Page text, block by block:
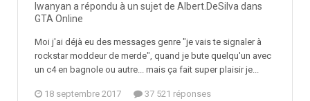
Iwanyan a répondu à un sujet de Albert.DeSilva dans
GTA Online
Moi j'ai déjà eu des messages genre "je vais te signaler à
rockstar moddeur de merde", quand je bute quelqu'un avec
un c4 en bagnole ou autre... mais ça fait super plaisir je...
18 septembre 2017 37 521 réponses